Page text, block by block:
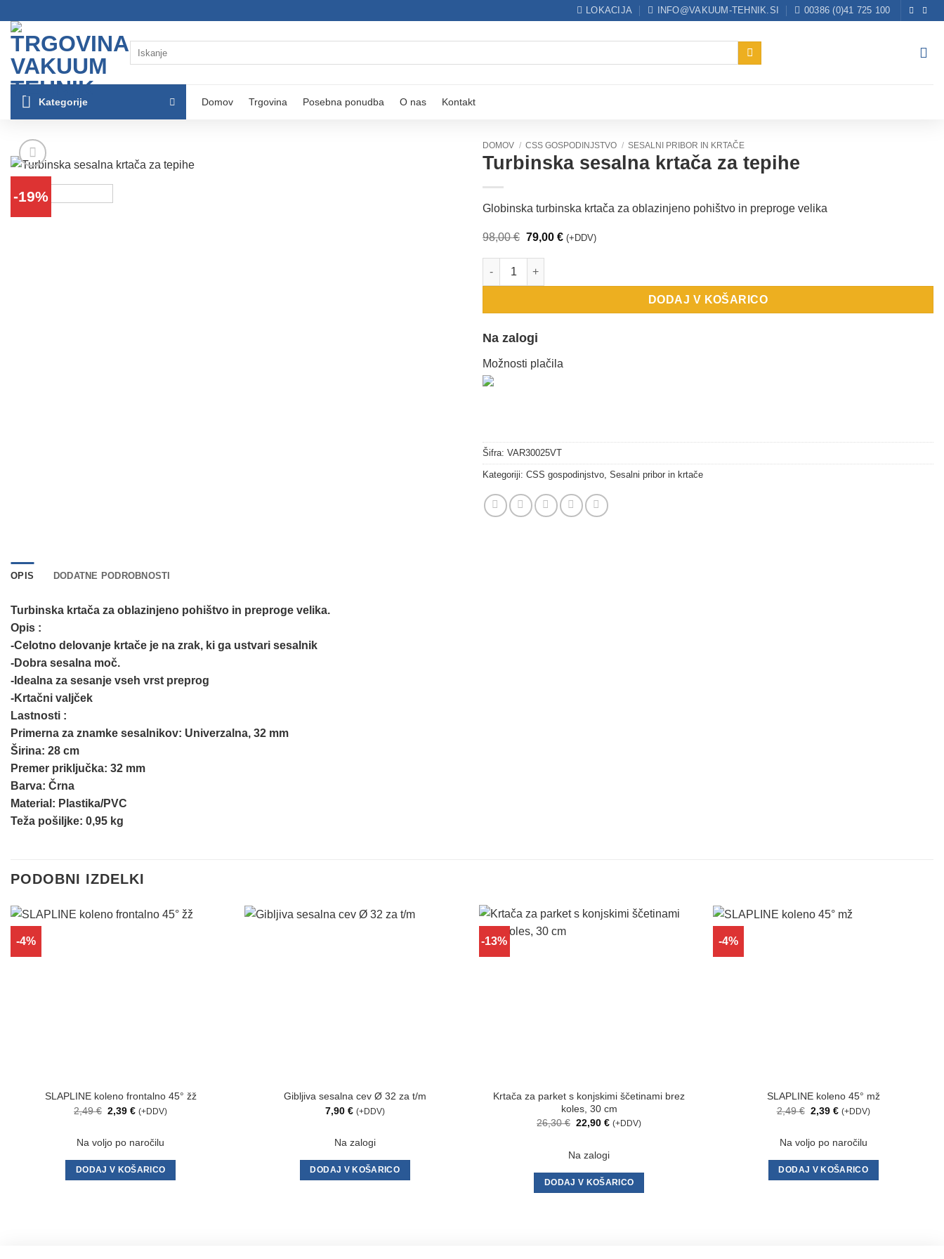
na
vsebino
LOKACIJA INFO@VAKUUM-TEHNIK.SI 00386 (0)41 725 100
Kategorije Domov Trgovina Posebna ponudba O nas Kontakt
-19%
DOMOV / CSS GOSPODINJSTVO / SESALNI PRIBOR IN KRTAČE
Turbinska sesalna krtača za tepihe
Globinska turbinska krtača za oblazinjeno pohištvo in preproge velika
98,00€ Izvirna
je
bila:
79,00 €Trenutna
(+DDV)
Turbinska sesalna krtača za tepihe količina
DODAJ V KOŠARICO
Na zalogi
Možnosti plačila
Šifra: VAR30025VT
Kategoriji: CSS gospodinjstvo Sesalni pribor in krtače
OPIS DODATNE PODROBNOSTI
Turbinska krtača za oblazinjeno pohištvo in preproge velika.
Opis :
-Celotno delovanje krtače je na zrak, ki ga ustvari sesalnik
-Dobra sesalna moč.
-Idealna za sesanje vseh vrst preprog
-Krtačni valjček
Lastnosti :
Primerna za znamke sesalnikov: Univerzalna, 32 mm
Širina: 28 cm
Premer priključka: 32 mm
Barva: Črna
Material: Plastika/PVC
Teža pošiljke: 0,95 kg
PODOBNI IZDELKI
-4%
SLAPLINE koleno frontalno 45° žž
2,49€ Izvirna
bila:
2,49 €.
2,39€Trenutna
2,39 €.
(+DDV)
Na voljo po naročilu
DODAJ V KOŠARICO
Gibljiva sesalna cev Ø 32 za t/m
7,90 € (+DDV)
Na zalogi
DODAJ V KOŠARICO
-13%
Krtača za parket s konjskimi ščetinami brez
koles, 30 cm
26,30€ Izvirna
bila:
26,30 €.
22,90€Trenutna
22,90 €.
(+DDV)
Na zalogi
DODAJ V KOŠARICO
-4%
SLAPLINE koleno 45° mž
2,49€ Izvirna
bila:
2,49 €.
2,39 €Trenutna
2,39 €.
(+DDV)
Na voljo po naročilu
DODAJ V KOŠARICO